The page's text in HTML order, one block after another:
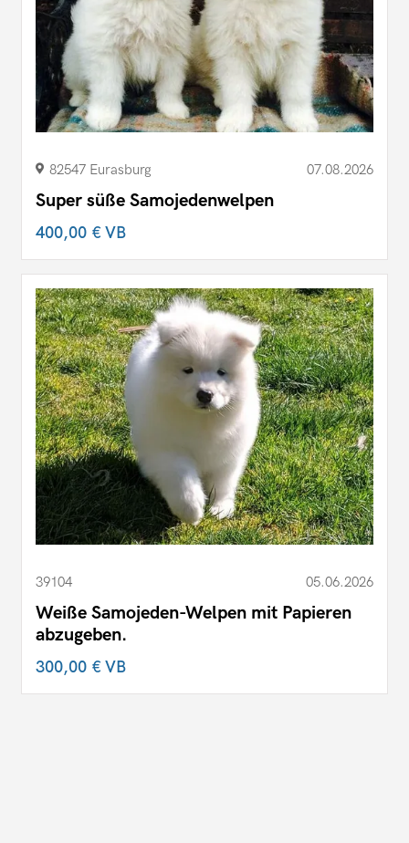
82547 Eurasburg 07.08.2026
Super süße Samojedenwelpen
400,00 €VB
39104 05.06.2026
Weiße Samojeden-Welpen mit Papieren
abzugeben.
300,00 €VB